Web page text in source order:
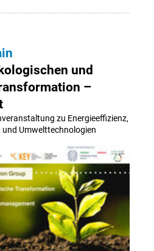
und
–
zu Energieeffizienz,
Umwelttechnologien